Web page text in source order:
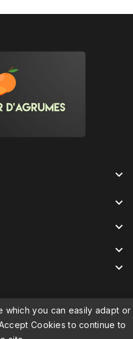




which you can easily adapt or
Cookies to continue to
